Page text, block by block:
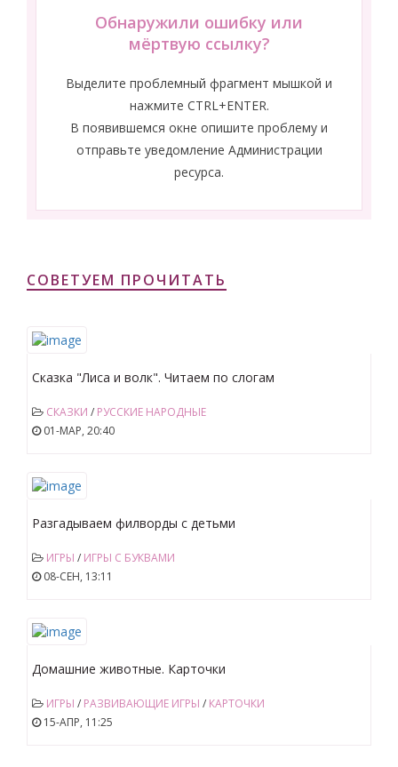
Обнаружили ошибку или
мёртвую ссылку?
Выделите проблемный фрагмент мышкой и
нажмите CTRL+ENTER.
В появившемся окне опишите проблему и
отправьте уведомление Администрации
ресурса.
СОВЕТУЕМ ПРОЧИТАТЬ
Сказка "Лиса и волк". Читаем по слогам
СКАЗКИ / РУССКИЕ НАРОДНЫЕ
01-МАР, 20:40
Разгадываем филворды с детьми
ИГРЫ / ИГРЫ С БУКВАМИ
08-СЕН, 13:11
Домашние животные. Карточки
ИГРЫ / РАЗВИВАЮЩИЕ ИГРЫ / КАРТОЧКИ
15-АПР, 11:25